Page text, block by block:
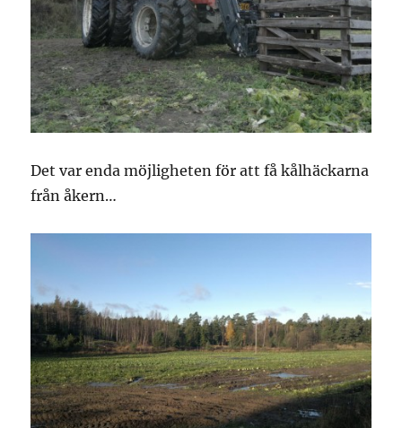
Det var enda möjligheten för att få kålhäckarna
från åkern…